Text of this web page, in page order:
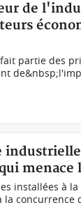
de
partie des
menace
installées à
la